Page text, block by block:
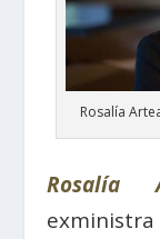
Rosalía
Rosalía